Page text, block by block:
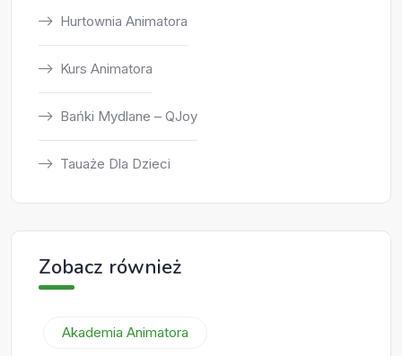
Hurtownia Animatora
Kurs Animatora
Bańki Mydlane – QJoy
Tauaże Dla Dzieci
Zobacz również
Akademia Animatora